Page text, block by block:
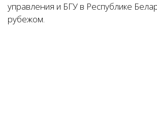
управления и БГУ в Республике
рубежом.